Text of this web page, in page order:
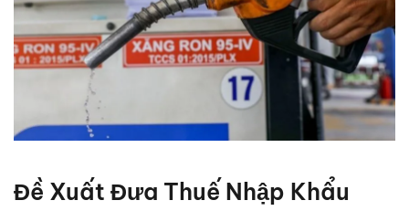
Đề Xuất Đưa Thuế Nhập Khẩu